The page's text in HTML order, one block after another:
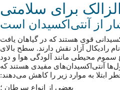
برای سلامتی
قوی هستند که در گیاهان یافت
رادیکال آزاد نقش دارند. سطح بالای
سموم محیطی مانند آلودگی هوا و دود
آنتی‌اکسیدان‌های مفیدی هستند که
ابتلا به موارد زیر را کاهش می‌دهند:
بعضی از انواع سرطان ؛